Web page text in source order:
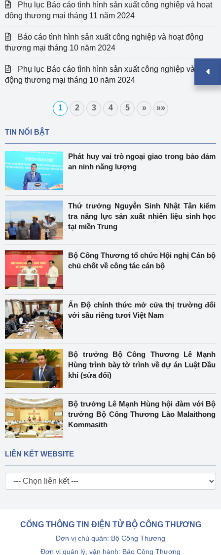
Phụ lục Báo cáo tình hình sản xuất công nghiệp và hoạt
động thương mại tháng 11 năm 2024
Báo cáo tình hình sản xuất công nghiệp và hoạt động
thương mại tháng 10 năm 2024
Phụ lục Báo cáo tình hình sản xuất công nghiệp và hoạt
động thương mại tháng 10 năm 2024
1 2 3 4 5 » »»
TIN NỔI BẬT
Phát huy vai trò ngoại giao trong bảo đảm
an ninh năng lượng
Thứ trưởng Nguyễn Sinh Nhật Tân kiểm
tra năng lực sản xuất nhiên liệu sinh học
tại miền Trung
Bộ Công Thương tổ chức Hội nghị Cán bộ
chủ chốt về công tác cán bộ
Ấn Độ chính thức mở cửa thị trường đối
với sầu riêng tươi Việt Nam
Bộ trưởng Bộ Công Thương Lê Mạnh
Hùng trình bày tờ trình về dự án Luật Dầu
khí (sửa đổi)
Bộ trưởng Lê Mạnh Hùng hội đàm với Bộ
trưởng Bộ Công Thương Lào Malaithong
Kommasith
LIÊN KẾT WEBSITE
CỔNG THÔNG TIN ĐIỆN TỬ BỘ CÔNG THƯƠNG
Đơn vị chủ quản: Bộ Công Thương
Đơn vị quản lý, vận hành: Báo Công Thương